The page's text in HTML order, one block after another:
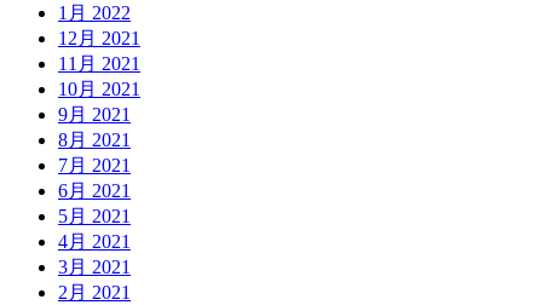
1月 2022
12月 2021
11月 2021
10月 2021
9月 2021
8月 2021
7月 2021
6月 2021
5月 2021
4月 2021
3月 2021
2月 2021